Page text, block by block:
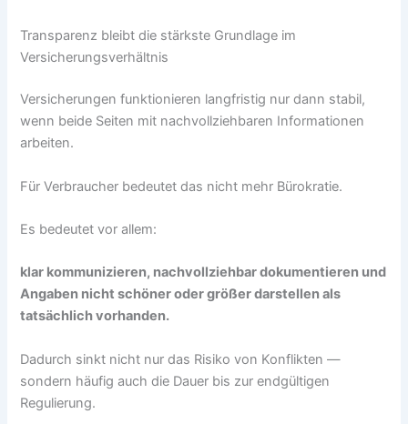
Transparenz bleibt die stärkste Grundlage im
Versicherungsverhältnis
Versicherungen funktionieren langfristig nur dann stabil,
wenn beide Seiten mit nachvollziehbaren Informationen
arbeiten.
Für Verbraucher bedeutet das nicht mehr Bürokratie.
Es bedeutet vor allem:
klar kommunizieren, nachvollziehbar dokumentieren und
Angaben nicht schöner oder größer darstellen als
tatsächlich vorhanden.
Dadurch sinkt nicht nur das Risiko von Konflikten —
sondern häufig auch die Dauer bis zur endgültigen
Regulierung.